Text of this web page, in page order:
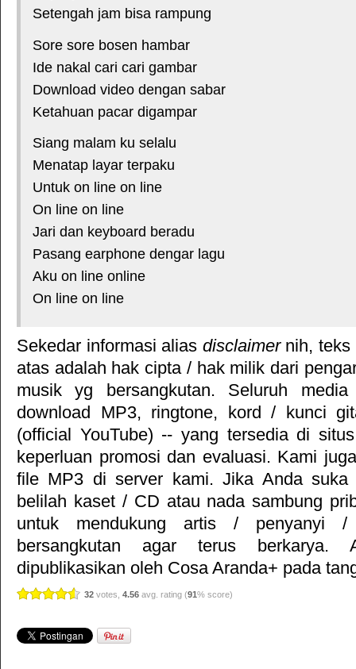
Setengah jam bisa rampung
Sore sore bosen hambar
Ide nakal cari cari gambar
Download video dengan sabar
Ketahuan pacar digampar
Siang malam ku selalu
Menatap layar terpaku
Untuk on line on line
On line on line
Jari dan keyboard beradu
Pasang earphone dengar lagu
Aku on line online
On line on line
Sekedar informasi alias disclaimernih, teks
atas adalah hak cipta / hak milik dari
musik yg bersangkutan. Seluruh
download MP3, ringtone, kord / kunci
(official YouTube) -- yang tersedia di
keperluan promosi dan evaluasi. Kami
file MP3 di server kami. Jika Anda
belilah kaset / CD atau nada sambung
untuk mendukung artis / penyanyi
bersangkutan agar terus berkarya.
dipublikasikan oleh Cosa Aranda+ pada
32 votes, 4.56 avg. rating (91% score)